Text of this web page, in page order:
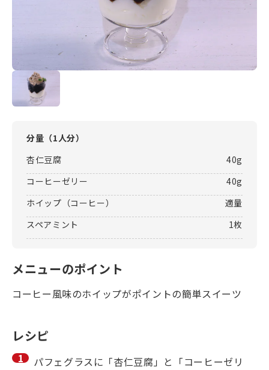
分量（1人分）
杏仁豆腐
40g
コーヒーゼリー
40g
ホイップ（コーヒー）
適量
スペアミント
1枚
メニューのポイント
コーヒー風味のホイップがポイントの簡単スイーツ
レシピ
パフェグラスに「杏仁豆腐」と「コーヒーゼリ